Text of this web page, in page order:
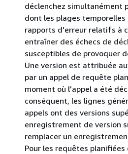
déclenchez simultanément
dont les plages temporelles
rapports d'erreur relatifs à
entraîner des échecs de
susceptibles de provoquer
Une version est attribuée
par un appel de requête
moment où l'appel a été
conséquent, les lignes
appels ont des versions
enregistrement de version
remplacer un
Pour les requêtes planifiées